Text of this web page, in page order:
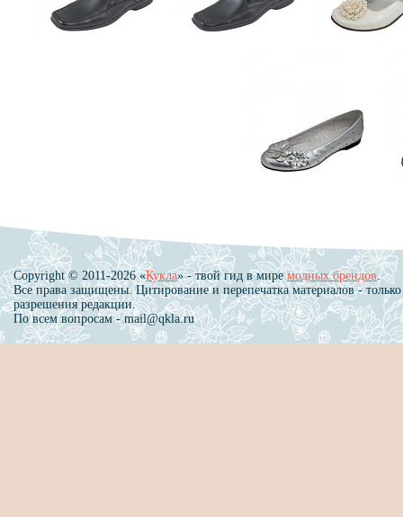
Copyright © 2011-2026 «Кукла» - твой гид в миремодных брендов.
Все права защищены. Цитирование и перепечатка материалов - только
разрешения редакции.
По всем вопросам - mail@qkla.ru